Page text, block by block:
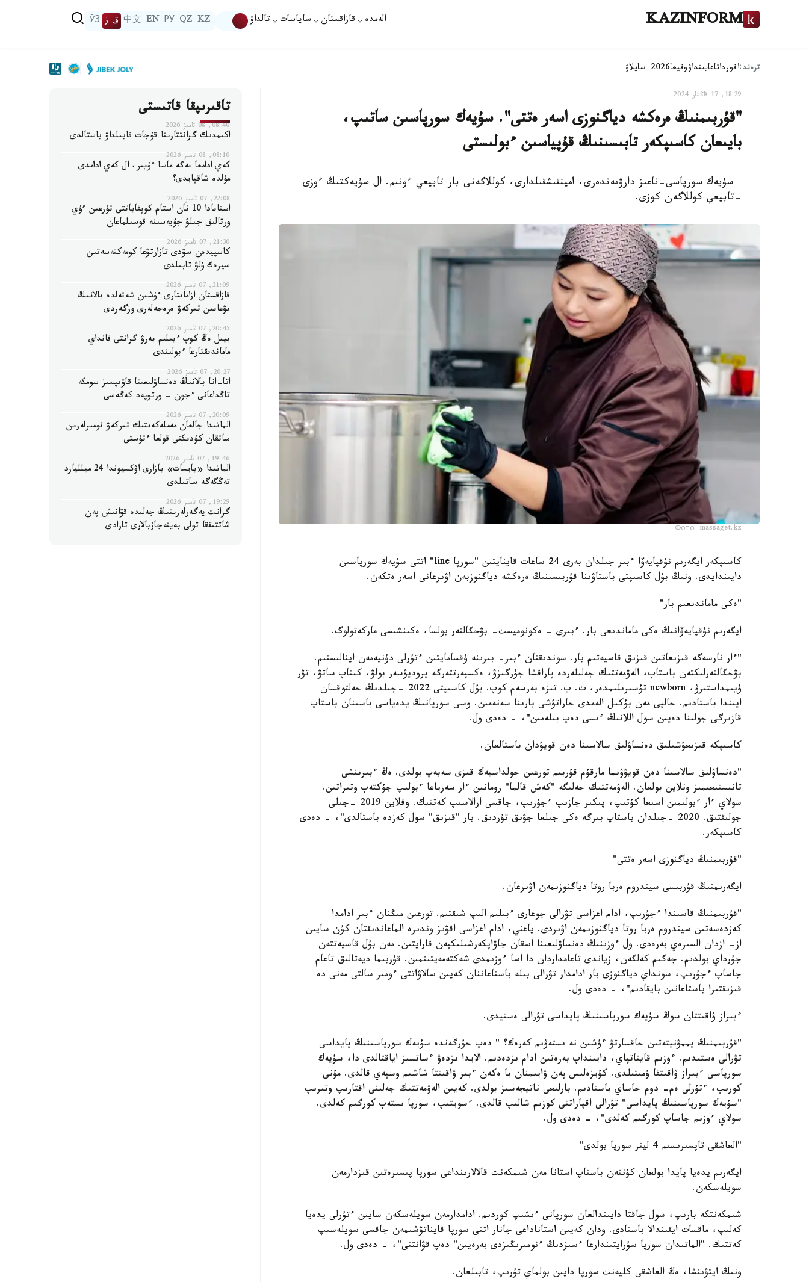
KAZINFORM الەمدە قازاقستان ساياسات تالداۋ KZ
QZ
РУ
EN
中文 ق ز ЎЗ
ترەند:اقورداتاعايىنداۋوقيعا2026-سايلاۋ
18:29, 17 قاڭتار 2024
"قۇربىمنىڭ ەرەكشە دياگنوزى اسەر ەتتى". سۇيەك سورپاسىن ساتىپ،
بايىعان كاسىپكەر تابىسىنىڭ قۇپياسىن ءبولىستى
سۇيەك سورپاسى-ناعىز دارۋمەندەرى، امينقىشقىلدارى، كوللاگەنى بار تابيعي ءونىم. ال سۇيەكتىڭ ءوزى
-تابيعي كوللاگەن كوزى.
Фото: massaget.kz
كاسىپكەر ايگەرىم نۇقپايەۆا ءبىر جىلدان بەرى 24 ساعات قاينايتىن "سورپا line" اتتى سۇيەك سورپاسىن
دايىندايدى. ونىڭ بۇل كاسىپتى باستاۋىنا قۇربىسىنىڭ ەرەكشە دياگنوزبەن اۋىرعانى اسەر ەتكەن.
"ەكى ماماندىعىم بار"
ايگەرىم نۇقپايەۆانىڭ ەكى ماماندىعى بار. ءبىرى - ەكونوميست- بۋحگالتەر بولسا، ەكىنشىسى ماركەتولوگ.
"ءار نارسەگە قىزىعاتىن قىزىق قاسيەتىم بار. سوندىقتان ءبىر- بىرىنە ۇقسامايتىن ءتۇرلى دۇنيەمەن اينالىستىم.
بۋحگالتەرلىكتەن باستاپ، الەۋمەتتىك جەلىلەردە پاراقشا جۇرگىزۋ، ەكسپەرتتەرگە پروديۋسەر بولۋ، كىتاپ ساتۋ، تۋر
ۇيىمداستىرۋ، newborn تۇسىرىلىمدەر، ت. ب. تىزە بەرسەم كوپ. بۇل كاسىپتى 2022 -جىلدىڭ جەلتوقسان
ايىندا باستادىم. جالپى مەن بۇكىل الەمدى جاراتۋشى بارىنا سەنەمىن. وسى سورپانىڭ يدەياسى باسىنان باستاپ
قازىرگى جولىنا دەيىن سول اللانىڭ ءىسى دەپ بىلەمىن"، - دەدى ول.
كاسىپكە قىزىعۋشىلىق دەنساۋلىق سالاسىنا دەن قويۋدان باستالعان.
"دەنساۋلىق سالاسىنا دەن قويۋۋىما مارقۇم قۇربىم تورعىن جولداسبەك قىزى سەبەپ بولدى. ەڭ ءبىرىنشى
تانىستىعىمىز ونلاين بولعان. الەۋمەتتىك جەلىگە "كەش قالما" رومانىن ءار سەرياعا ءبولىپ جۇكتەپ وتىراتىن.
سولاي ءار ءبولىمىن اسىعا كۇتىپ، پىكىر جازىپ ءجۇرىپ، جاقسى ارالاسىپ كەتتىك. وفلاين 2019 -جىلى
جولىقتىق. 2020 -جىلدان باستاپ بىرگە ەكى جىلعا جۋىق تۇردىق. بار "قىزىق" سول كەزدە باستالدى"، - دەدى
كاسىپكەر.
"قۇربىمنىڭ دياگنوزى اسەر ەتتى"
ايگەرىمنىڭ قۇربىسى سيندروم ەربا روتا دياگنوزىمەن اۋىرعان.
"قۇربىمنىڭ قاسىندا ءجۇرىپ، ادام اعزاسى تۋرالى جوعارى ءبىلىم الىپ شىقتىم. تورعىن مىڭنان ءبىر ادامدا
كەزدەسەتىن سيندروم ەربا روتا دياگنوزىمەن اۋىردى. ياعني، ادام اعزاسى اقۋىز وندىرە الماعاندىقتان كۇن سايىن
از- ازدان السىرەي بەرەدى. ول ءوزىنىڭ دەنساۋلىعىنا اسقان جاۋاپكەرشىلىكپەن قارايتىن. مەن بۇل قاسيەتتەن
جۇرداي بولدىم. جەگىم كەلگەن، زياندى تاعامداردان دا اسا ءوزىمدى شەكتەمەيتىنمىن. قۇربىما ديەتالىق تاعام
جاساپ ءجۇرىپ، سونداي دياگنوزى بار ادامدار تۋرالى بىلە باستاعاننان كەيىن سالاۋاتتى ءومىر سالتى مەنى دە
قىزىقتىرا باستاعانىن بايقادىم"، - دەدى ول.
ءبىراز ۋاقىتتان سوڭ سۇيەك سورپاسىنىڭ پايداسى تۋرالى ەستيدى.
"قۇربىمنىڭ يممۋنيتەتىن جاقسارتۋ ءۇشىن نە ىستەۋىم كەرەك؟ " دەپ جۇرگەندە سۇيەك سورپاسىنىڭ پايداسى
تۋرالى ەستىدىم. ءوزىم قايناتپاي، دايىنداپ بەرەتىن ادام ىزدەدىم. الايدا ىزدەۋ ءساتسىز اياقتالدى دا، سۇيەك
سورپاسى ءبىراز ۋاقىتقا ۇمىتىلدى. كۇيزەلىس پەن ۋايىمنان با ەكەن ءبىر ۋاقىتتا شاشىم وسپەي قالدى. مۇنى
كورىپ، ءتۇرلى ەم- دوم جاساي باستادىم. بارلىعى ناتيجەسىز بولدى. كەيىن الەۋمەتتىك جەلىنى اقتارىپ وتىرىپ
"سۇيەك سورپاسىنىڭ پايداسى" تۋرالى اقپاراتتى كوزىم شالىپ قالدى. ءسويتىپ، سورپا ىستەپ كورگىم كەلدى.
سولاي ءوزىم جاساپ كورگىم كەلدى"، - دەدى ول.
"العاشقى تاپسىرىسىم 4 ليتر سورپا بولدى"
ايگەرىم يدەيا پايدا بولعان كۇننەن باستاپ استانا مەن شىمكەنت قالالارىنداعى سورپا پىسىرەتىن قىزدارمەن
سويلەسكەن.
شىمكەنتكە بارىپ، سول جاقتا دايىندالعان سورپانى ءىشىپ كوردىم. ادامدارمەن سويلەسكەن سايىن ءتۇرلى يدەيا
كەلىپ، ماقسات ايقىندالا باستادى. ودان كەيىن استاناداعى جانار اتتى سورپا قايناتۋشىمەن جاقسى سويلەسىپ
كەتتىك. "الماتىدان سورپا سۇرايتىندارعا ءسىزدىڭ ءنومىرىڭىزدى بەرەيىن" دەپ قۋانتتى"، - دەدى ول.
ونىڭ ايتۋىنشا، ەڭ العاشقى كليەنت سورپا دايىن بولماي تۇرىپ، تابىلعان.
تاقىرىپقا قاتىستى
08:40, 08 تامىز 2026
اكىمدىك گرانتتارىنا قۇجات قابىلداۋ باستالدى
08:10, 08 تامىز 2026
كەي ادامعا نەگە ماسا ءۇيىر، ال كەي ادامدى
مۇلدە شاقپايدى؟
22:08, 07 تامىز 2026
استانادا 10 نان استام كوپقاباتتى تۇرعىن ءۇي
ورتالىق جىلۋ جۇيەسىنە قوسىلماعان
21:30, 07 تامىز 2026
كاسپيدەن سۋدى تازارتۋعا كومەكتەسەتىن
سيرەك ۇلۋ تابىلدى
21:09, 07 تامىز 2026
قازاقستان ازاماتتارى ءۇشىن شەتەلدە بالانىڭ
تۋعانىن تىركەۋ ەرەجەلەرى وزگەردى
20:45, 07 تامىز 2026
بيىل ەڭ كوپ ءبىلىم بەرۋ گرانتى قانداي
ماماندىقتارعا ءبولىندى
20:27, 07 تامىز 2026
اتا-انا بالانىڭ دەنساۋلىعىنا قاۋىپسىز سومكە
تاڭداعانى ءجون - ورتوپەد كەڭەسى
20:09, 07 تامىز 2026
الماتىدا جالعان مەملەكەتتىك تىركەۋ نومىرلەرىن
ساتقان كۇدىكتى قولعا ءتۇستى
19:46, 07 تامىز 2026
الماتىدا «بايسات» بازارى اۋكسيوندا 24 ميلليارد
تەڭگەگە ساتىلدى
19:29, 07 تامىز 2026
گرانت يەگەرلەرىنىڭ جەلىدە قۋانىش پەن
شاتتىققا تولى بەينەجازبالارى تارادى